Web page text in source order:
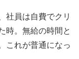
社員は自費でクリ
時。無給の時間と
これが普通になっ